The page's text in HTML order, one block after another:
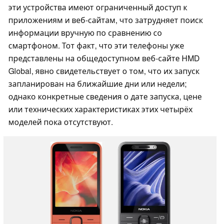
эти устройства имеют ограниченный доступ к
приложениям и веб-сайтам, что затрудняет поиск
информации вручную по сравнению со
смартфоном. Тот факт, что эти телефоны уже
представлены на общедоступном веб-сайте HMD
Global, явно свидетельствует о том, что их запуск
запланирован на ближайшие дни или недели;
однако конкретные сведения о дате запуска, цене
или технических характеристиках этих четырёх
моделей пока отсутствуют.